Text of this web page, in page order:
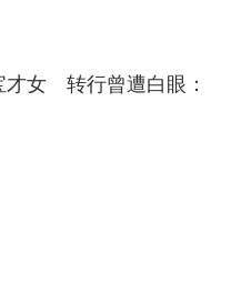
女　转行曾遭白眼：